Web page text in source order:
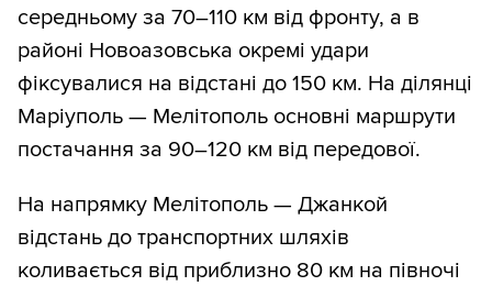
середньому за 70–110 км від фронту, а в
районі Новоазовська окремі удари
фіксувалися на відстані до 150 км. На ділянці
Маріуполь — Мелітополь основні маршрути
постачання за 90–120 км від передової.
На напрямку Мелітополь — Джанкой
відстань до транспортних шляхів
коливається від приблизно 80 км на півночі